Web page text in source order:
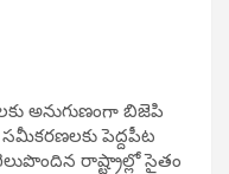
అనుగుణంగా బిజెపి
పెద్దపీట
రాష్ట్రాల్లో సైతం